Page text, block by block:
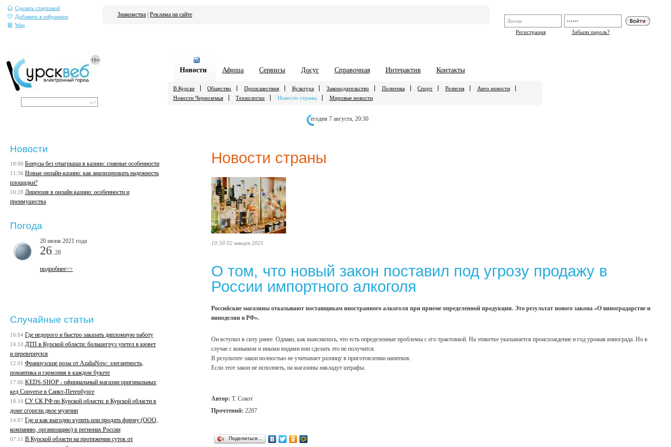
Сделать стартовой
Добавить в избранное
Wap
Регистрация
Забыли пароль?
Знакомства Реклама на сайте
Новости Афиша Сервисы Досуг Справочная Интерактив Контакты
В Курске Общество Происшествия Культура Законодательство Политика Спорт Религия
Авто новости
Новости Черноземья
Технологии Новости страны Мировые новости
егодня 7 августа, 20:30
Новости страны
10:50 02 января 2021
О том, что новый закон поставил под угрозу продажу в
России импортного алкоголя
Российские магазины отказывают поставщикам иностранного алкоголя при приеме определенной продукции. Это результат нового закона «О виноградарстве и
виноделии в РФ».
Он вступил в силу ранее. Однако, как выяснилось, что есть определенные проблемы с его трактовкой. На этикетке указывается происхождение и год урожая винограда. Но в
случае с коньяком и иными видами вин сделать это не получится.
В результате закон полностью не учитывает разницу в приготовлении напитков.
Если этот закон не исполнять, на магазины накладут штрафы.
Автор: Т. Сокот
Прочтений: 2287
Поделиться…
Новости
18:00 Бонусы без отыгрыша в казино: главные особенности
11:56 Новые онлайн-казино: как анализировать надежность
площадки?
10:28 Лицензия в онлайн казино: особенности и
преимущества
Погода
20 июня 2021 года
26 ..28
подробнее>>
Случайные статьи
16.04 Где недорого и быстро заказать дипломную работу
24.10 ДТП в Курской области: большегруз улетел в кювет
и перевернулся
12.01 Французские розы от AzaliaNow: элегантность,
романтика и гармония в каждом букете
17.06 KEDS-SHOP - официальный магазин оригинальных
кед Converse в Санкт-Петербурге
18.10 СУ СК РФ по Курской области: в Курской области в
доме сгорели двое мужчин
14.07 Где и как выгодно купить или продать фирму (ООО,
компанию, организацию) в регионах России
07.11 В Курской области на протяжении суток от